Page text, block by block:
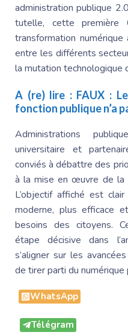
administration publique
tutelle, cette première
transformation
entre les différents
la mutation technologique
A (re) lire : FAUX :
fonction publique n’a
Administrations
universitaire et
conviés à débattre des
à la mise en œuvre de la
L’objectif affiché est
moderne, plus efficace
besoins des citoyens.
étape décisive dans
s’aligner sur les
de tirer parti du
WhatsApp
Télégram